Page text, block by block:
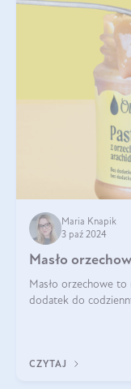
Maria Knapik
3 paź 2024
Masło
Masło orzechowe
dodatek do
CZYTAJ